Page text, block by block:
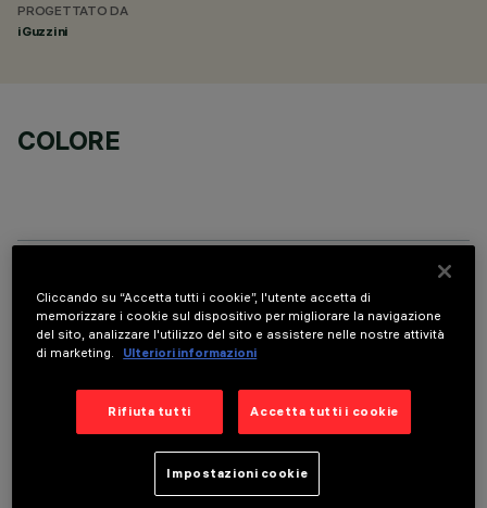
PROGETTATO DA
iGuzzini
COLORE
ACCESSORI OBBLIGATORI
È necessario ordinare uno degli accessori obbligatori per installare e utilizzare correttamente il
prodotto:
COMPONENTI OPZIONALI
Cliccando su “Accetta tutti i cookie”, l'utente accetta di
memorizzare i cookie sul dispositivo per migliorare la navigazione
del sito, analizzare l'utilizzo del sito e assistere nelle nostre attività
di marketing.
Ulteriori informazioni
Rifiuta tutti Accetta tutti i cookie
Impostazioni cookie